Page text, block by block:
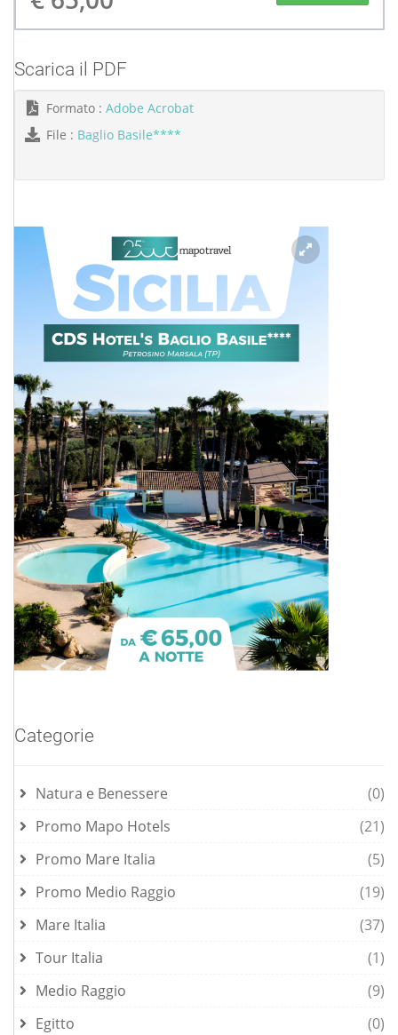
Scarica il PDF
Formato : Adobe Acrobat
File : Baglio Basile****
Categorie
Natura e Benessere
(0)
Promo Mapo Hotels
(21)
Promo Mare Italia
(5)
Promo Medio Raggio
(19)
Mare Italia
(37)
Tour Italia
(1)
Medio Raggio
(9)
Egitto
(0)